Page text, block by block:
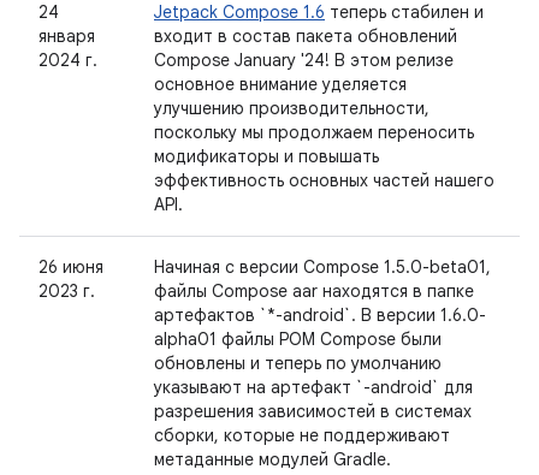
24
января
2024 г.
Jetpack Compose 1.6 теперь стабилен и
входит в состав пакета обновлений
Compose January '24! В этом релизе
основное внимание уделяется
улучшению производительности,
поскольку мы продолжаем переносить
модификаторы и повышать
эффективность основных частей нашего
API.
26 июня
2023 г.
Начиная с версии Compose 1.5.0-beta01,
файлы Compose aar находятся в папке
артефактов `*-android`. В версии 1.6.0-
alpha01 файлы POM Compose были
обновлены и теперь по умолчанию
указывают на артефакт `-android` для
разрешения зависимостей в системах
сборки, которые не поддерживают
метаданные модулей Gradle.